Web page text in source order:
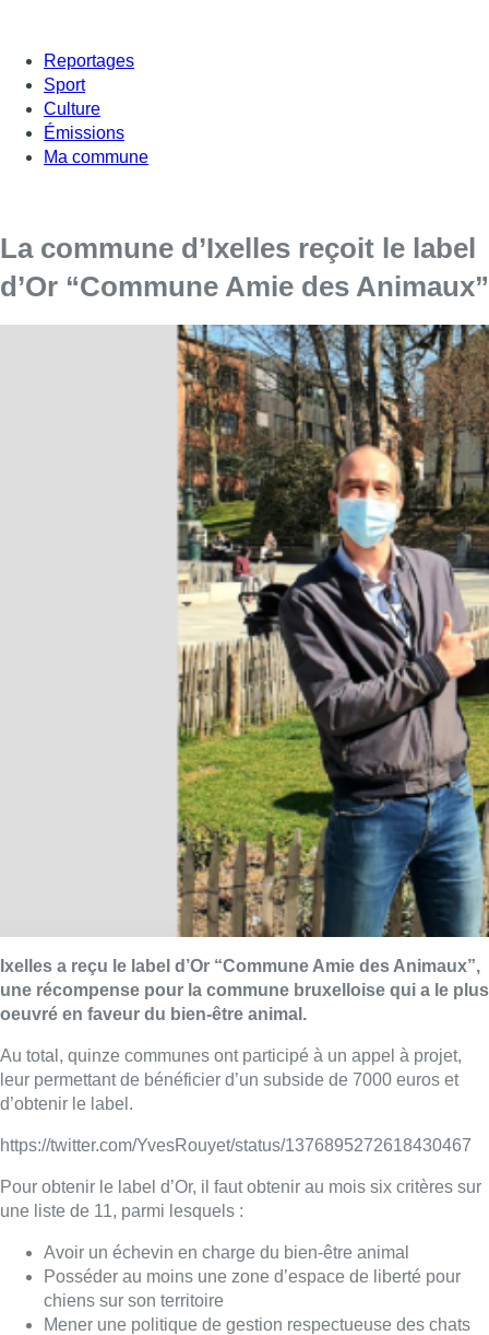
Reportages
Sport
Culture
Émissions
Ma commune
La commune d’Ixelles reçoit le label
d’Or “Commune Amie des Animaux”
Ixelles a reçu le label d’Or “Commune Amie des Animaux”,
une récompense pour la commune bruxelloise qui a le plus
oeuvré en faveur du bien-être animal.
Au total, quinze communes ont participé à un appel à projet,
leur permettant de bénéficier d’un subside de 7000 euros et
d’obtenir le label.
https://twitter.com/YvesRouyet/status/1376895272618430467
Pour obtenir le label d’Or, il faut obtenir au mois six critères sur
une liste de 11, parmi lesquels :
Avoir un échevin en charge du bien-être animal
Posséder au moins une zone d’espace de liberté pour
chiens sur son territoire
Mener une politique de gestion respectueuse des chats